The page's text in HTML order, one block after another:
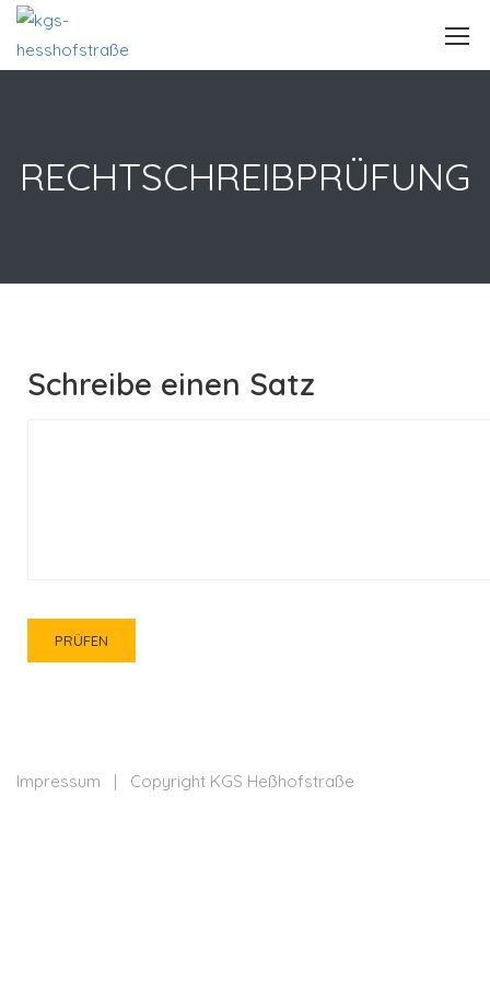
RECHTSCHREIBPRÜFUNG
Schreibe einen Satz
PRÜFEN
Impressum | Copyright KGS Heßhofstraße